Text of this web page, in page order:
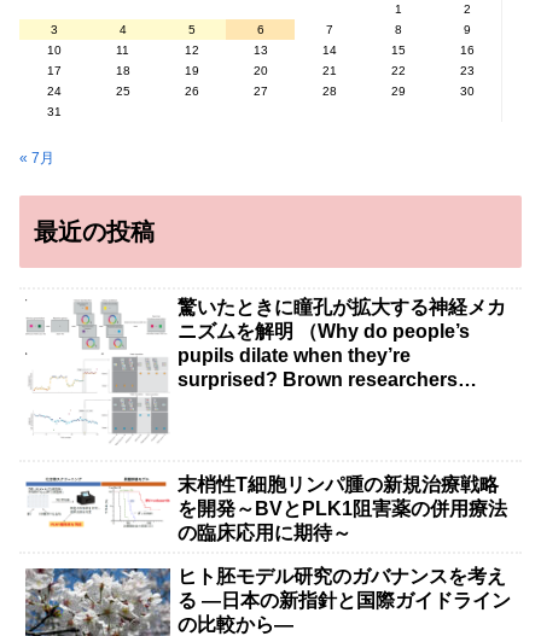
1
2
3
4 5 6 7 8
9
10
11 12 13 14 15
16
17
18 19 20 21 22
23
24
25 26 27 28 29
30
31
« 7月
最近の投稿
驚いたときに瞳孔が拡大する神経メカ
ニズムを解明 （Why do people’s
pupils dilate when they’re
surprised? Brown researchers
末梢性T細胞リンパ腫の新規治療戦略
を開発～BVとPLK1阻害薬の併用療法
の臨床応用に期待～
ヒト胚モデル研究のガバナンスを考え
る ―日本の新指針と国際ガイドライン
の比較から―